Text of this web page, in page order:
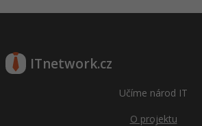
ITnetwork.cz
Učíme národ IT
O projektu